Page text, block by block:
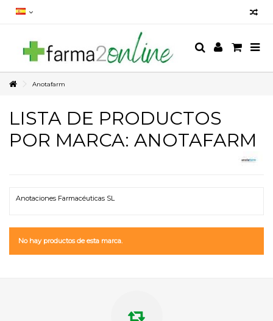
Anotafarm
LISTA DE PRODUCTOS
POR MARCA: ANOTAFARM
Anotaciones Farmacéuticas SL
No hay productos de esta marca.